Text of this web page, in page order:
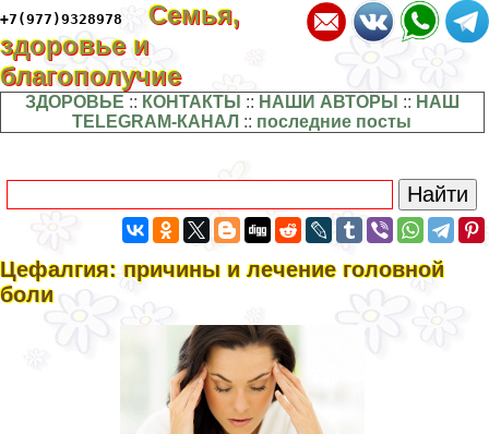
+7(977)9328978
Семья,
здоровье и
благополучие
ЗДОРОВЬЕ :: КОНТАКТЫ :: НАШИ АВТОРЫ :: НАШ
TELEGRAM-КАНАЛ :: последние посты
Цефалгия: причины и лечение головной
боли